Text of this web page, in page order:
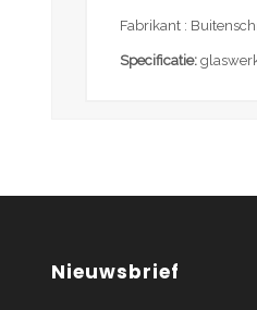
Fabrikant :
Specificatie:
Nieuwsbrief